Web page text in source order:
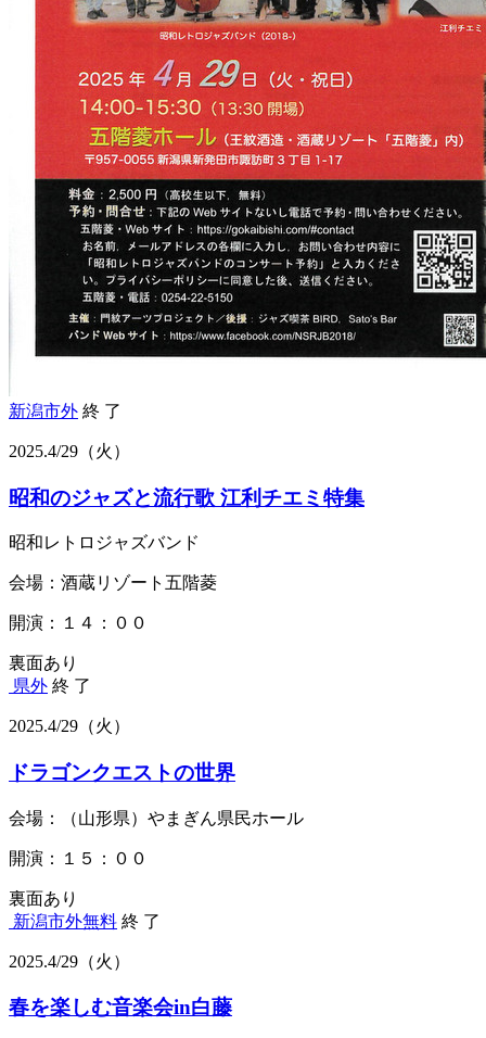
新潟市外 終 了
2025.4/29 （火）
昭和のジャズと流行歌 江利チエミ特集
昭和レトロジャズバンド
会場：酒蔵リゾート五階菱
開演：１４：００
裏面あり
県外 終 了
2025.4/29 （火）
ドラゴンクエストの世界
会場：（山形県）やまぎん県民ホール
開演：１５：００
裏面あり
新潟市外無料 終 了
2025.4/29 （火）
春を楽しむ音楽会in白藤